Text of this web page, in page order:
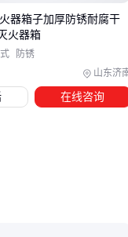
橡胶圈在高压下易变
压力波动。对于需要
信号蝶阀
比普通阀
维护盲区
山东济
器箱子加厚防锈耐腐干
火器箱
防锈
在线咨询